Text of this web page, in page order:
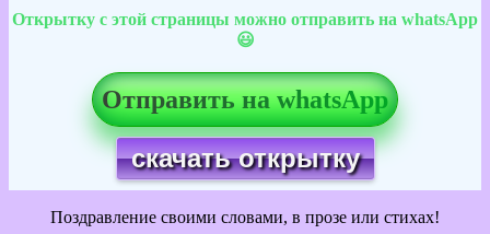
Открытку с этой страницы можно отправить на whatsApp
😃
Отправить на whatsApp
скачать открытку
Поздравление своими словами, в прозе или стихах!